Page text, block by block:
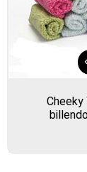
Cheeky